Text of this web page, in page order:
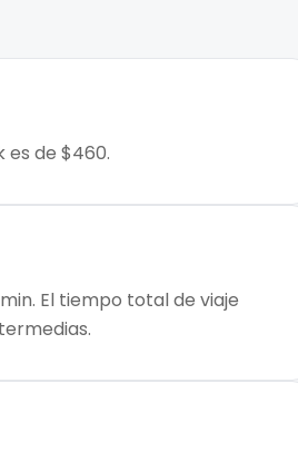
es de $460.
El tiempo total de viaje